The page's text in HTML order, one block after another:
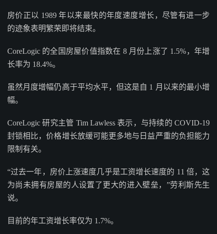
房价正以 1989 年以来最快的年度速度增长，尽管有进一步
的迹象表明繁荣即将结束。
CoreLogic 的全国房屋价值指数在 8 月份上涨了 1.5%，年增
长率为 18.4%。
虽然月度增幅仍高于平均水平，但这是自 1 月以来的最小增
幅。
CoreLogic 研究主管 Tim Lawless 表示，与持续的 COVID-19
封锁相比，价格增长放缓可能更多地与日益严重的负担能力
限制有关。
“过去一年，房价上涨速度几乎是工资增长速度的 11 倍，这
为尚未拥有房屋的人设置了更大的进入壁垒，”劳利斯先生
说。
目前的年工资增长率仅为 1.7%。